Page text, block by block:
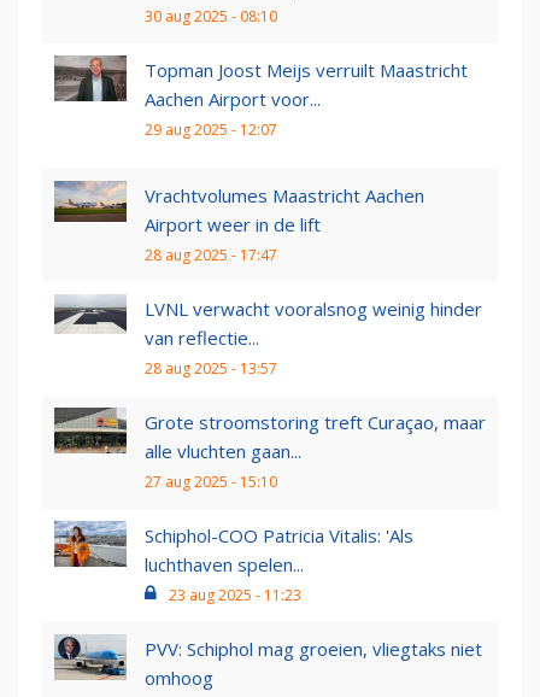
30 aug 2025 - 08:10
Topman Joost Meijs verruilt Maastricht
Aachen Airport voor...
29 aug 2025 - 12:07
Vrachtvolumes Maastricht Aachen
Airport weer in de lift
28 aug 2025 - 17:47
LVNL verwacht vooralsnog weinig hinder
van reflectie...
28 aug 2025 - 13:57
Grote stroomstoring treft Curaçao, maar
alle vluchten gaan...
27 aug 2025 - 15:10
Schiphol-COO Patricia Vitalis: 'Als
luchthaven spelen...
23 aug 2025 - 11:23
PVV: Schiphol mag groeien, vliegtaks niet
omhoog